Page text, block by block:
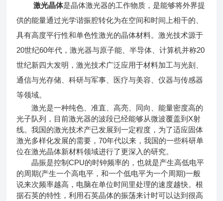
激光晶体是晶体激光器的工作物质，是能够将外界提
供的能量通过光学谐振腔转化为在空间和时间上相干的、
具有高度平行性和单色性激光的晶体材料。激光技术源于
20世纪60年代，激光器与原子能、半导体、计算机并称20
世纪新四大发明，激光技术广泛应用于材料加工与光刻、
通信与光存储、科研与军事、医疗与美容、仪器与传感器
等领域。
激光是一种纯色、准直、高亮、同向、能量密度高的
光子队列，目前激光器的波段已经能够从微波覆盖到X射
线。我国的激光技术产已发展到一定程度，为了适应固体
激光多样化发展的需要，70年代以来，我国的一些科研单
位在激光晶体新材料领域进行了更深入的研究。
晶振是控制CPU的时钟频率的，也就是产生高低电平
的周期(产生一个高电平，和一个低电平为一个周期)一般
说来次频率越高，电脑在单位时间里处理的速度越快。根
据石英的特性，利用石英晶体的振荡来计时可以达到很高